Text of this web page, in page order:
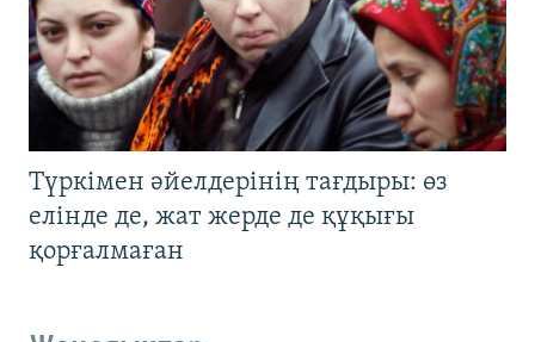
Түркімен әйелдерінің тағдыры: өз
елінде де, жат жерде де құқығы
қорғалмаған